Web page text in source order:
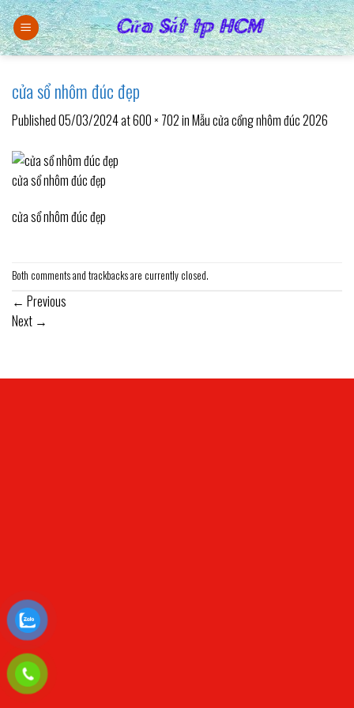
Skip
to
content
cửa sổ nhôm đúc đẹp
Published05/03/2024at600 × 702inMẫu cửa cổng nhôm đúc 2026
cửa sổ nhôm đúc đẹp
cửa sổ nhôm đúc đẹp
Both comments and trackbacks are currently closed.
← Previous
Next →